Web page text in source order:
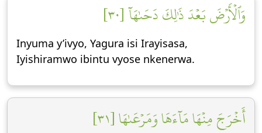
وَٱلۡأَرۡضَ بَعۡدَ ذَٰلِكَ دَحَىٰهَآ [٣٠]
Inyuma y’ivyo, Yagura isi Irayisasa,
Iyishiramwo ibintu vyose nkenerwa.
أَخۡرَجَ مِنۡهَا مَآءَهَا وَمَرۡعَىٰهَا [٣١]